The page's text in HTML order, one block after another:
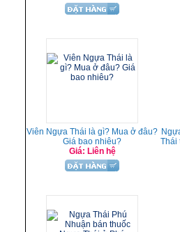
Viên Ngựa Thái là gì? Mua ở đâu?
Giá bao nhiêu?
Giá: Liên hệ
Thái